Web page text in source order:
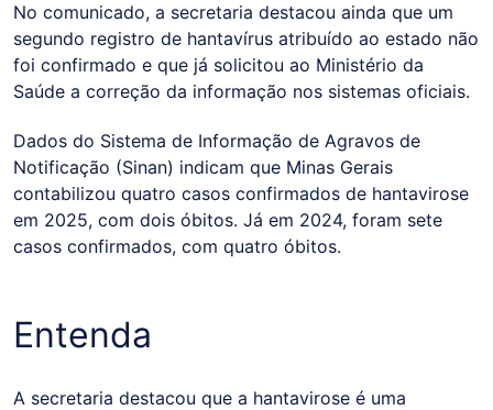
No comunicado, a secretaria destacou ainda que um
segundo registro de hantavírus atribuído ao estado não
foi confirmado e que já solicitou ao Ministério da
Saúde a correção da informação nos sistemas oficiais.
Dados do Sistema de Informação de Agravos de
Notificação (Sinan) indicam que Minas Gerais
contabilizou quatro casos confirmados de hantavirose
em 2025, com dois óbitos. Já em 2024, foram sete
casos confirmados, com quatro óbitos.
Entenda
A secretaria destacou que a hantavirose é uma